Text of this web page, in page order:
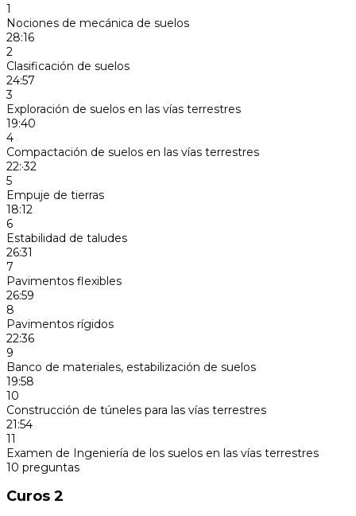
1
Nociones de mecánica de suelos
28:16
2
Clasificación de suelos
24:57
3
Exploración de suelos en las vías terrestres
19:40
4
Compactación de suelos en las vías terrestres
22:·32
5
Empuje de tierras
18:12
6
Estabilidad de taludes
26:31
7
Pavimentos flexibles
26:59
8
Pavimentos rígidos
22:36
9
Banco de materiales, estabilización de suelos
19:58
10
Construcción de túneles para las vías terrestres
21:54
11
Examen de Ingeniería de los suelos en las vías terrestres
10 preguntas
Curos 2